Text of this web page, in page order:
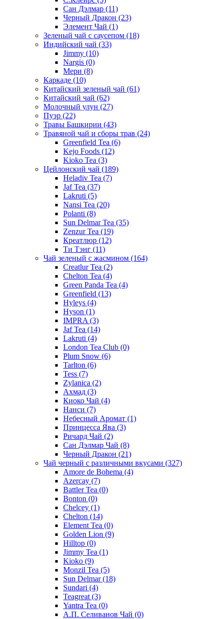
Сан Дэлмар (11)
Черный Дракон (23)
Элемент Чай (1)
Зеленый чай с саусепом (18)
Индийский чай (33)
Jimmy (10)
Nargis (0)
Мери (8)
Каркаде (10)
Китайский зеленый чай (61)
Китайский чай (62)
Молочный улун (27)
Пуэр (22)
Травы Башкирии (43)
Травяной чай и сборы трав (24)
Greenfield Tea (6)
Kejo Foods (12)
Kioko Tea (3)
Цейлонский чай (189)
Heladiv Tea (7)
Jaf Tea (37)
Lakruti (5)
Nansi Tea (20)
Polanti (8)
Sun Delmar Tea (35)
Zenzur Tea (19)
Креатлюр (12)
Ти Тэнг (11)
Чай зеленый с жасмином (164)
Creatlur Tea (2)
Chelton Tea (4)
Green Panda Tea (4)
Greenfield (13)
Hyleys (4)
Hyson (1)
IMPRA (3)
Jaf Tea (14)
Lakruti (4)
London Tea Club (0)
Plum Snow (6)
Tarlton (6)
Tess (7)
Zylanica (2)
Ахмад (3)
Киоко Чай (4)
Нанси (7)
Небесный Аромат (1)
Принцесса Ява (3)
Ричард Чай (2)
Сан Дэлмар Чай (8)
Черный Дракон (21)
Чай черный с различными вкусами (327)
Amore de Bohema (4)
Azercay (7)
Battler Tea (0)
Bonton (0)
Chelcey (1)
Chelton (14)
Element Tea (0)
Golden Lion (9)
Hilltop (0)
Jimmy Tea (1)
Kioko (9)
Monzil Tea (5)
Sun Delmar(18)
Sundari (4)
Teagreat (3)
Yantra Tea (0)
А.П. Селиванов Чай (0)